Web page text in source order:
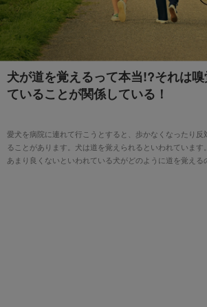
犬が道を覚えるって本当!?それは
ていることが関係している！
愛犬を病院に連れて行こうとすると、歩かなくなったり反
ることがあります。犬は道を覚えられるといわれていま
あまり良くないといわれている犬がどのように道を覚える